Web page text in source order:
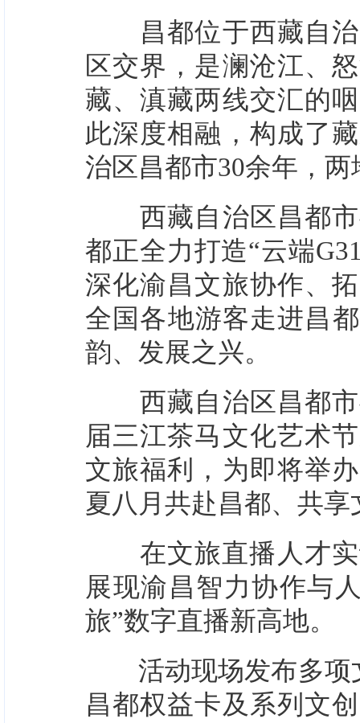
昌都位于西藏自治
区交界，是澜沧江、
藏、滇藏两线交汇的
此深度相融，构成了
治区昌都市30余年，
西藏自治区昌都市
都正全力打造“云端
深化渝昌文旅协作、
全国各地游客走进昌
韵、发展之兴。
西藏自治区昌都市
届三江茶马文化艺术
文旅福利，为即将举
夏八月共赴昌都、共享
在文旅直播人才实
展现渝昌智力协作与
旅”数字直播新高地。
活动现场发布多项文
昌都权益卡及系列文